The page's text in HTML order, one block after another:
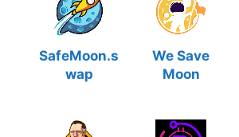
SafeMoon.s
wap
We Save
Moon